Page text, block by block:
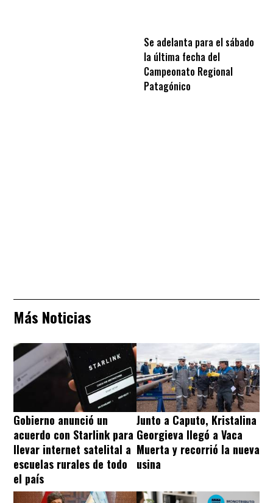
Se adelanta para el sábado
la última fecha del
Campeonato Regional
Patagónico
Más Noticias
Gobierno anunció un
acuerdo con Starlink para
llevar internet satelital a
escuelas rurales de todo
el país
Junto a Caputo, Kristalina
Georgieva llegó a Vaca
Muerta y recorrió la nueva
usina